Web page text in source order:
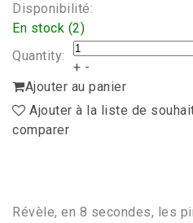
Disponibilité:
En stock (2)
Quantity:
+ -
Ajouter au panier
Ajouter à la liste de
comparer
Révèle, en 8 secondes, les